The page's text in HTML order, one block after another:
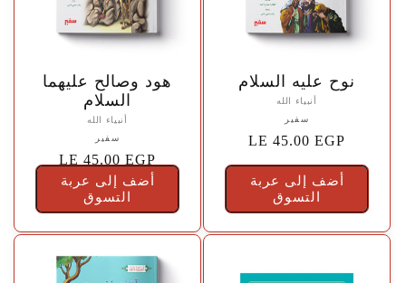
هود وصالح عليهما
السلام
أنبياء الله
المورّد:
{{
vendor
}}
سفير
السعر
الاعتيادي
LE 45.00 EGP
أضف إلى عربة
التسوق
نوح عليه السلام
أنبياء الله
المورّد:
{{
}}
سفير
السعر
الاعتيادي
LE 45.00 EGP
أضف إلى عربة
التسوق